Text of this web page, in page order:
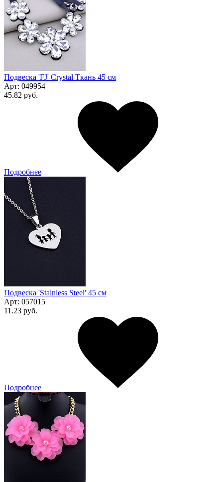
Подвеска 'FJ' Сrystal Ткань 45 см
Арт: 049954
45.82 руб.
Подробнее
Подвеска 'Stainless Steel' 45 см
Арт: 057015
11.23 руб.
Подробнее